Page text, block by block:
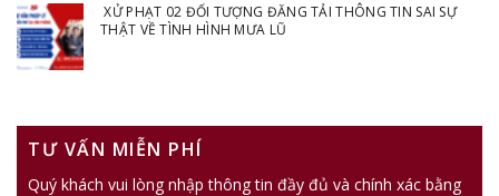
XỬ PHẠT 02 ĐỐI TƯỢNG ĐĂNG TẢI THÔNG TIN SAI SỰ
THẬT VỀ TÌNH HÌNH MƯA LŨ
TƯ VẤN MIỄN PHÍ
Quý khách vui lòng nhập thông tin đầy đủ và chính xác bằng